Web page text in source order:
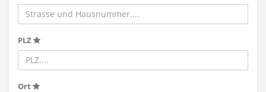
PLZ
Ort